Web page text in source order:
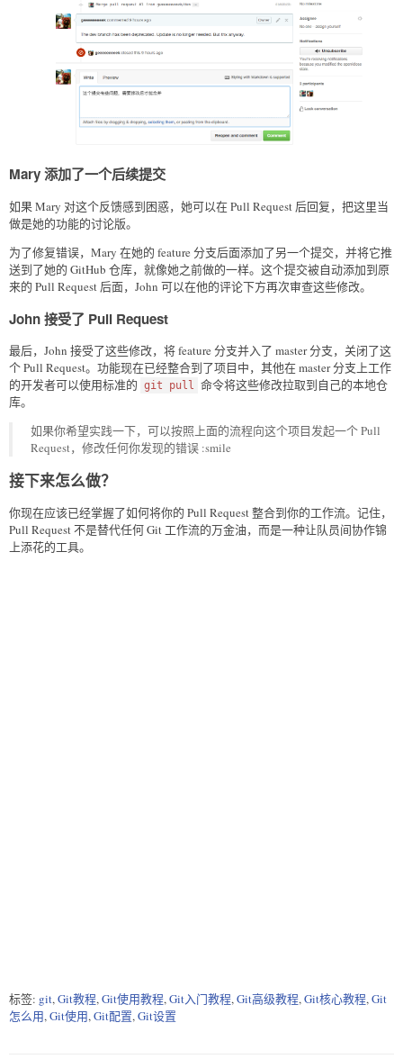
Mary 添加了一个后续提交
如果 Mary 对这个反馈感到困惑，她可以在 Pull Request 后回复，把这里当
做是她的功能的讨论版。
为了修复错误，Mary 在她的 feature 分支后面添加了另一个提交，并将它推
送到了她的 GitHub 仓库，就像她之前做的一样。这个提交被自动添加到原
来的 Pull Request 后面，John 可以在他的评论下方再次审查这些修改。
John 接受了 Pull Request
最后，John 接受了这些修改，将 feature 分支并入了 master 分支，关闭了这
个 Pull Request。功能现在已经整合到了项目中，其他在 master 分支上工作
的开发者可以使用标准的 git pull 命令将这些修改拉取到自己的本地仓
库。
如果你希望实践一下，可以按照上面的流程向这个项目发起一个 Pull
Request，修改任何你发现的错误 :smile
接下来怎么做？
你现在应该已经掌握了如何将你的 Pull Request 整合到你的工作流。记住，
Pull Request 不是替代任何 Git 工作流的万金油，而是一种让队员间协作锦
上添花的工具。
标签: git,Git教程,Git使用教程,Git入门教程,Git高级教程,Git核心教程,Git
怎么用,Git使用,Git配置,Git设置